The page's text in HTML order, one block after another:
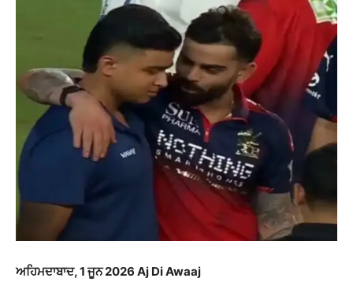
ਅਹਿਮਦਾਬਾਦ, 1 ਜੂਨ 2026 Aj Di Awaaj